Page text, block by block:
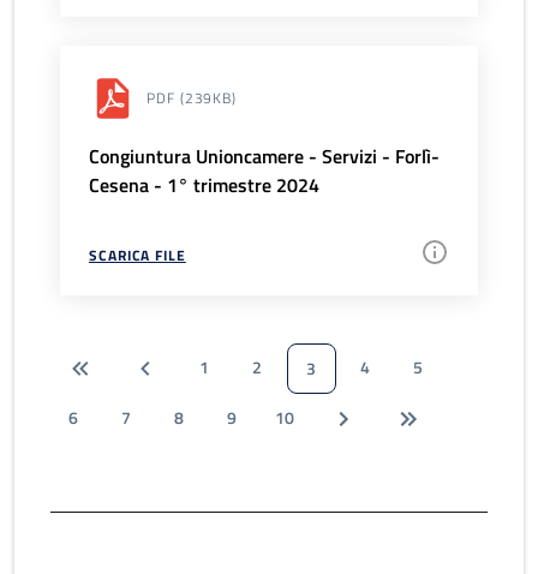
PDF (239KB)
Congiuntura Unioncamere - Servizi - Forlì-
Cesena - 1° trimestre 2024
SCARICA FILE
1 2 3 4
5
6
7 8 9 10